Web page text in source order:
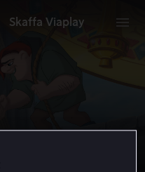
Skaffa Viaplay